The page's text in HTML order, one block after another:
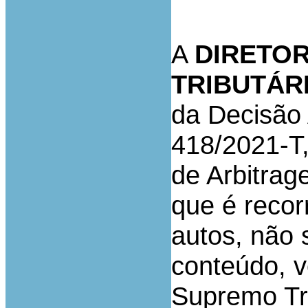
A
da
418/2021-
de
que é
autos, não
conteúdo,
Supremo